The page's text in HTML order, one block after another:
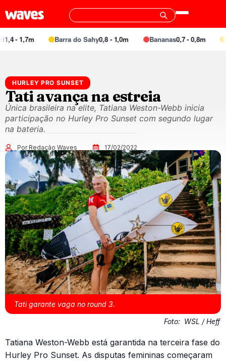
- 1,7m Barra do Sahy0,8 - 1,0m Bananas0,7 - 0,8m
HURLEY PRO SUNSET
Tati avança na estreia
Única brasileira na elite, Tatiana Weston-Webb inicia
participação no Hurley Pro Sunset com segundo lugar
na bateria.
Por Redação Waves 17/02/2022
Tati garante vaga no round 3.
Foto: WSL / Heff
Tatiana Weston-Webb está garantida na terceira fase do
Hurley Pro Sunset. As disputas femininas começaram